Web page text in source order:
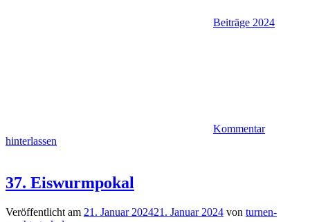
Beiträge 2024
Kommentar
hinterlassen
37. Eiswurmpokal
Veröffentlicht am 21. Januar 202421. Januar 2024 von turnen-